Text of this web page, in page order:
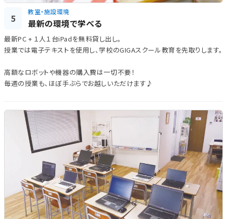
5
教室・施設環境
最新の環境で学べる
最新PC + １人１台iPadを無料貸し出し。
授業では電子テキストを使用し、学校のGIGAスクール教育を先取りします。
高額なロボットや機器の購入費は一切不要！
毎週の授業も、ほぼ手ぶらでお越しいただけます♪